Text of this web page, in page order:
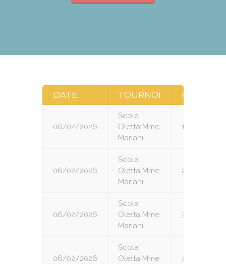
DATE TOURNOI RONDE
06/02/2026
Scola
Oletta Mme
Mariani
1
06/02/2026
Scola
Oletta Mme
Mariani
2
06/02/2026
Scola
Oletta Mme
Mariani
3
06/02/2026
Scola
Oletta Mme
4